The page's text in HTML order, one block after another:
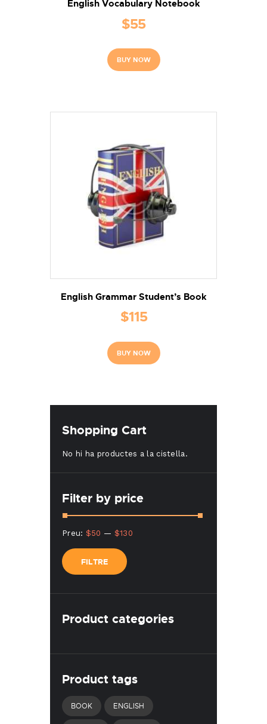
English Vocabulary Notebook
$55
BUY NOW
English Grammar Student’s Book
$115
BUY NOW
Shopping Cart
No hi ha productes a la cistella.
Filter by price
Preu
mínim
Preu
màxim
FILTRE
Preu: $50 — $130
Product categories
Product tags
BOOK ENGLISH